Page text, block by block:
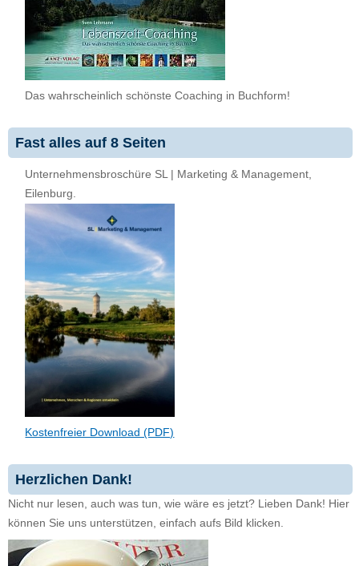
Das wahrscheinlich schönste Coaching in Buchform!
Fast alles auf 8 Seiten
Unternehmensbroschüre SL | Marketing & Management,
Eilenburg.
Kostenfreier Download (PDF)
Herzlichen Dank!
Nicht nur lesen, auch was tun, wie wäre es jetzt? Lieben Dank! Hier
können Sie uns unterstützen, einfach aufs Bild klicken.